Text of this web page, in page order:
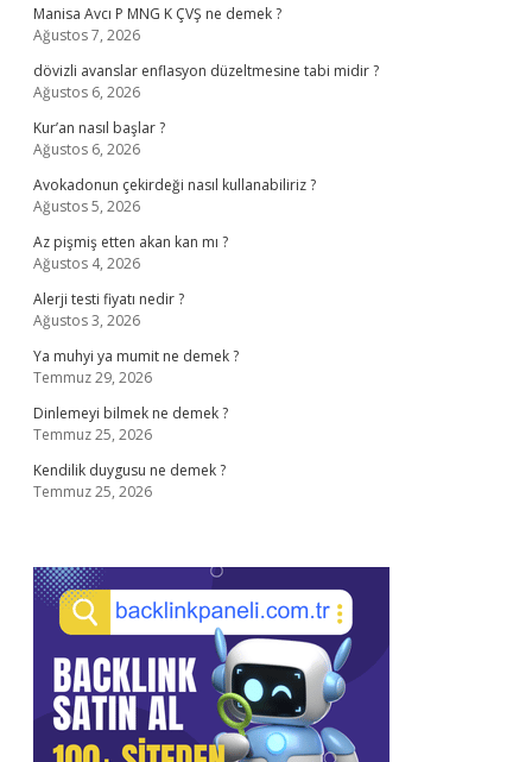
Manisa Avcı P MNG K ÇVŞ ne demek ?
Ağustos 7, 2026
dövizli avanslar enflasyon düzeltmesine tabi midir ?
Ağustos 6, 2026
Kur’an nasıl başlar ?
Ağustos 6, 2026
Avokadonun çekirdeği nasıl kullanabiliriz ?
Ağustos 5, 2026
Az pişmiş etten akan kan mı ?
Ağustos 4, 2026
Alerji testi fiyatı nedir ?
Ağustos 3, 2026
Ya muhyi ya mumit ne demek ?
Temmuz 29, 2026
Dinlemeyi bilmek ne demek ?
Temmuz 25, 2026
Kendilik duygusu ne demek ?
Temmuz 25, 2026